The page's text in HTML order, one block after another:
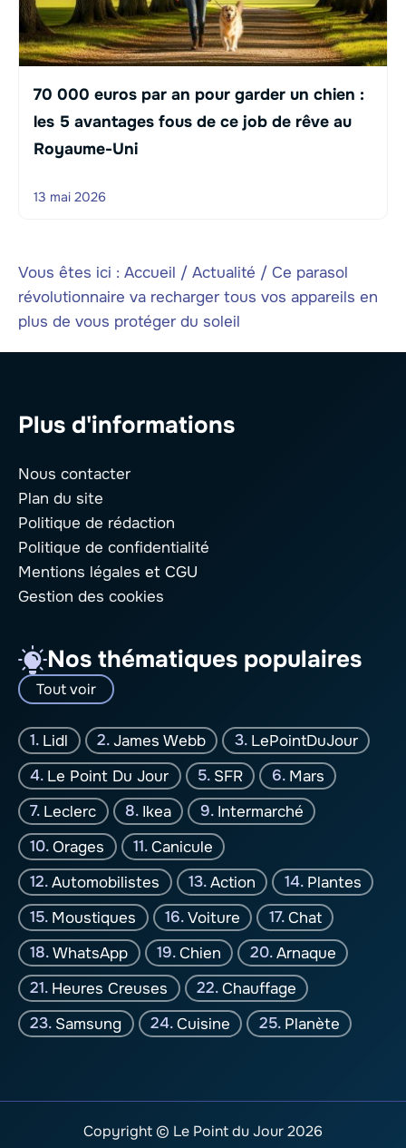
70 000 euros par an pour garder un chien :
les 5 avantages fous de ce job de rêve au
Royaume-Uni
13 mai 2026
Vous êtes ici : Accueil / Actualité / Ce parasol
révolutionnaire va recharger tous vos appareils en
plus de vous protéger du soleil
Plus d'informations
Nous contacter
Plan du site
Politique de rédaction
Politique de confidentialité
Mentions légales et CGU
Gestion des cookies
Nos thématiques populaires
Tout voir
Lidl James Webb
LePointDuJour
Le Point Du Jour
SFR
Mars
Leclerc
Ikea
Intermarché
Orages
Canicule
Automobilistes
Action
Plantes
Moustiques
Voiture
Chat
WhatsApp
Chien
Arnaque
Heures Creuses
Chauffage
Samsung
Cuisine Planète
Copyright © Le Point du Jour 2026